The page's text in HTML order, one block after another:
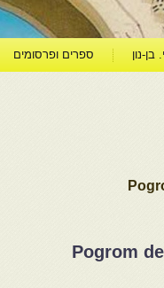
בן-נון ספרים ופרסומים
Pogrom